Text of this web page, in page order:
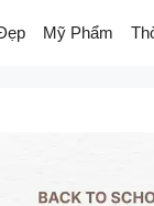
Mỹ Phẩm